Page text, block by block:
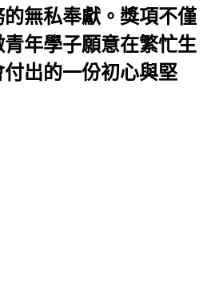
無私奉獻。獎項不僅
年學子願意在繁忙生
出的一份初心與堅